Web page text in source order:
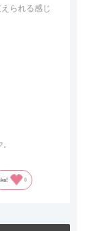
られる感じ
ので、個人
0